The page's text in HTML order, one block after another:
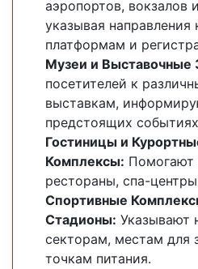
аэропортов, вокзалов
указывая направления
платформам и
Музеи и Выставочные
посетителей к
выставкам,
предстоящих
Гостиницы и
Комплексы: Помогают
рестораны, спа-
Спортивные
Стадионы: Указывают
секторам, местам для
точкам питания.